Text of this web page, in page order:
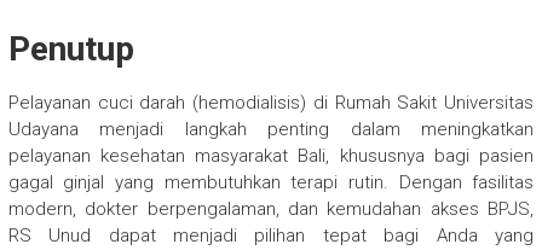
Penutup
Pelayanan cuci darah (hemodialisis) di Rumah Sakit Universitas
Udayana menjadi langkah penting dalam meningkatkan
pelayanan kesehatan masyarakat Bali, khususnya bagi pasien
gagal ginjal yang membutuhkan terapi rutin. Dengan fasilitas
modern, dokter berpengalaman, dan kemudahan akses BPJS,
RS Unud dapat menjadi pilihan tepat bagi Anda yang